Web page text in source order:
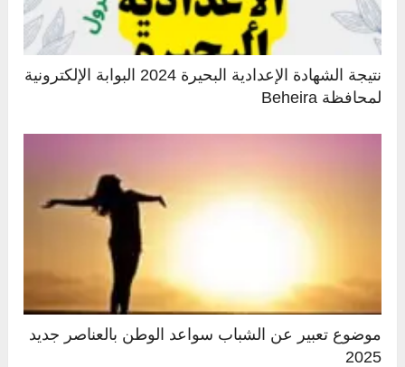
نتيجة الشهادة الإعدادية البحيرة 2024 البوابة الإلكترونية
لمحافظة Beheira
موضوع تعبير عن الشباب سواعد الوطن بالعناصر جديد
2025